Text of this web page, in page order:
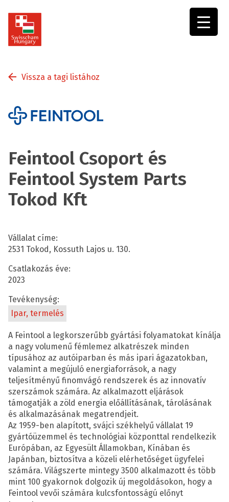
Vissza a tagi listához
Feintool Csoport és
Feintool System Parts
Tokod Kft
Vállalat címe:
2531 Tokod, Kossuth Lajos u. 130.
Csatlakozás éve:
2023
Tevékenység:
Ipar, termelés
A Feintool a legkorszerűbb gyártási folyamatokat kínálja
a nagy volumenű fémlemez alkatrészek minden
típusához az autóiparban és más ipari ágazatokban,
valamint a megújuló energiaforrások, a nagy
teljesítményű finomvágó rendszerek és az innovatív
szerszámok számára. Az alkalmazott eljárások
támogatják a zöld energia előállításának, tárolásának
és alkalmazásának megatrendjeit.
Az 1959-ben alapított, svájci székhelyű vállalat 19
gyártóüzemmel és technológiai központtal rendelkezik
Európában, az Egyesült Államokban, Kínában és
Japánban, biztosítva a közeli elérhetőséget ügyfelei
számára. Világszerte mintegy 3500 alkalmazott és több
mint 100 gyakornok dolgozik új megoldásokon, hogy a
Feintool vevői számára kulcsfontosságú előnyt